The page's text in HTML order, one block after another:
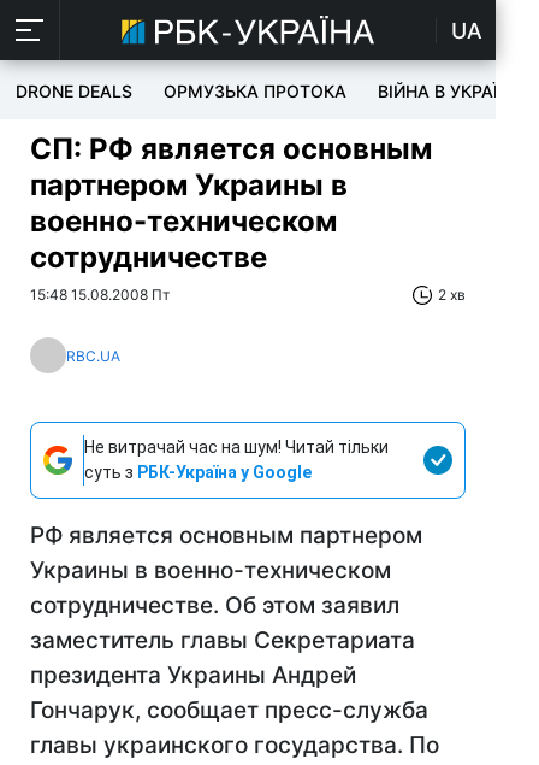
UA
DRONE DEALS ОРМУЗЬКА ПРОТОКА ВІЙНА В УКРАЇНІ
СП: РФ является основным
партнером Украины в
военно-техническом
сотрудничестве
15:48 15.08.2008 Пт 2 хв
RBC.UA
Не витрачай час на шум! Читай тільки
суть з РБК-Україна у Google
РФ является основным партнером
Украины в военно-техническом
сотрудничестве. Об этом заявил
заместитель главы Секретариата
президента Украины Андрей
Гончарук, сообщает пресс-служба
главы украинского государства. По